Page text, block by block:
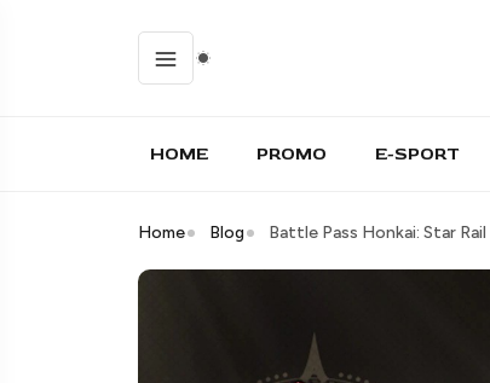
HOME PROMO E-SPORT
Home Blog Battle Pass Honkai: Star